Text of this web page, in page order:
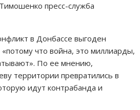
пресс-служба
в Донбассе выгоден
что война, это миллиарды,
По ее мнению,
территории превратились в
идут контрабанда и